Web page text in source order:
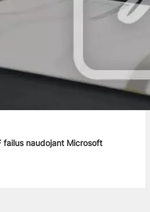
failus naudojant Microsoft